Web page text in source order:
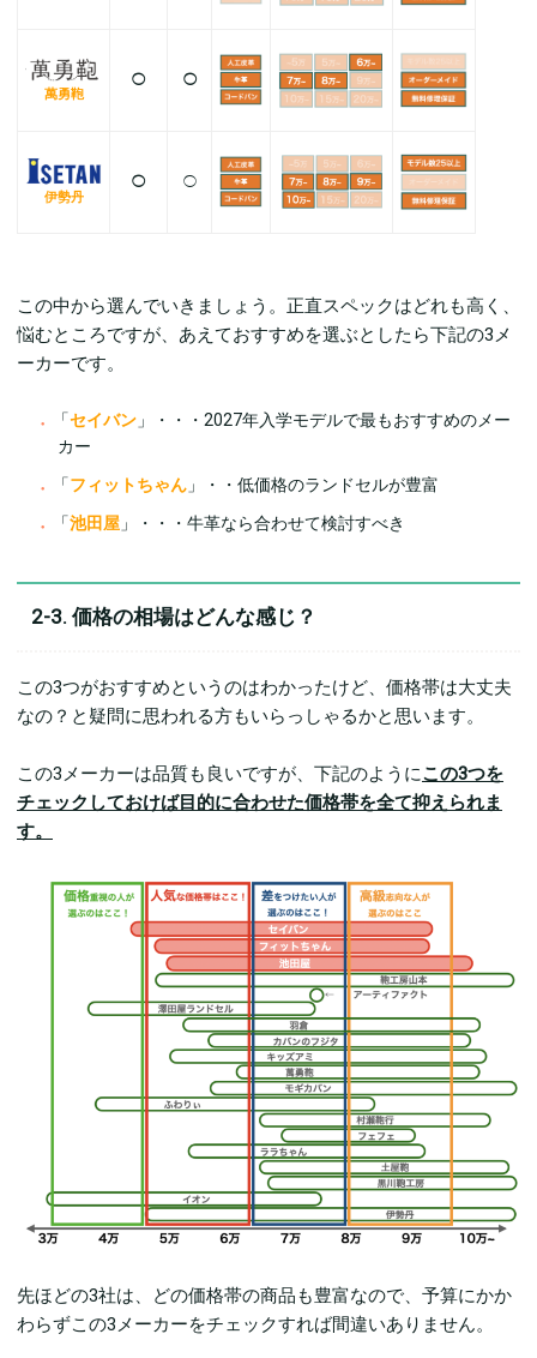
萬勇鞄
◯ ◯
伊勢丹
◯ ◯
この中から選んでいきましょう。正直スペックはどれも高く、
悩むところですが、あえておすすめを選ぶとしたら下記の3メ
ーカーです。
「セイバン 」・・・2027年入学モデルで最もおすすめのメー
カー
「フィットちゃん 」・・低価格のランドセルが豊富
「池田屋 」・・・牛革なら合わせて検討すべき
2-3. 価格の相場はどんな感じ？
この3つがおすすめというのはわかったけど、価格帯は大丈夫
なの？と疑問に思われる方もいらっしゃるかと思います。
この3メーカーは品質も良いですが、下記のようにこの3つを
チェックしておけば目的に合わせた価格帯を全て抑えられま
す。
先ほどの3社は、どの価格帯の商品も豊富なので、予算にかか
わらずこの3メーカーをチェックすれば間違いありません。